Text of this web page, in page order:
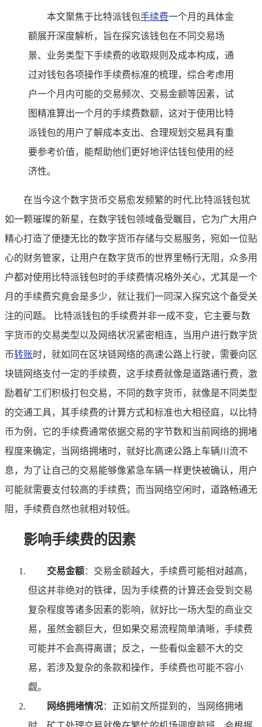
本文聚焦于比特派钱包手续费一个月的具体金
额展开深度解析，旨在探究该钱包在不同交易场
景、业务类型下手续费的收取规则及成本构成，通
过对钱包各项操作手续费标准的梳理，综合考虑用
户一个月内可能的交易频次、交易金额等因素，试
图精准算出一个月的手续费数额，这对于使用比特
派钱包的用户了解成本支出、合理规划交易具有重
要参考价值，能帮助他们更好地评估钱包使用的经
济性。
在当今这个数字货币交易愈发频繁的时代,比特派钱包犹
如一颗璀璨的新星，在数字钱包领域备受瞩目，它为广大用户
精心打造了便捷无比的数字货币存储与交易服务，宛如一位贴
心的财务管家，让用户在数字货币的世界里畅行无阻，众多用
户都对使用比特派钱包时的手续费情况格外关心，尤其是一个
月的手续费究竟会是多少，就让我们一同深入探究这个备受关
注的问题。 比特派钱包的手续费并非一成不变，它主要与数
字货币的交易类型以及网络状况紧密相连，当用户进行数字货
币转账时，就如同在区块链网络的高速公路上行驶，需要向区
块链网络支付一定的手续费，这手续费就像是道路通行费，激
励着矿工们积极打包交易，不同的数字货币，就像是不同类型
的交通工具，其手续费的计算方式和标准也大相径庭，以比特
币为例，它的手续费通常依据交易的字节数和当前网络的拥堵
程度来确定，当网络拥堵时，就好比高速公路上车辆川流不
息，为了让自己的交易能够像紧急车辆一样更快被确认，用户
可能就需要支付较高的手续费；而当网络空闲时，道路畅通无
阻，手续费自然也就相对较低。
影响手续费的因素
交易金额：交易金额越大，手续费可能相对越高，
但这并非绝对的铁律，因为手续费的计算还会受到交易
复杂程度等诸多因素的影响，就好比一场大型的商业交
易，虽然金额巨大，但如果交易流程简单清晰，手续费
可能并不会高得离谱；反之，一些看似金额不大的交
易，若涉及复杂的条款和操作，手续费也可能不容小
觑。
网络拥堵情况：正如前文所提到的，当网络拥堵